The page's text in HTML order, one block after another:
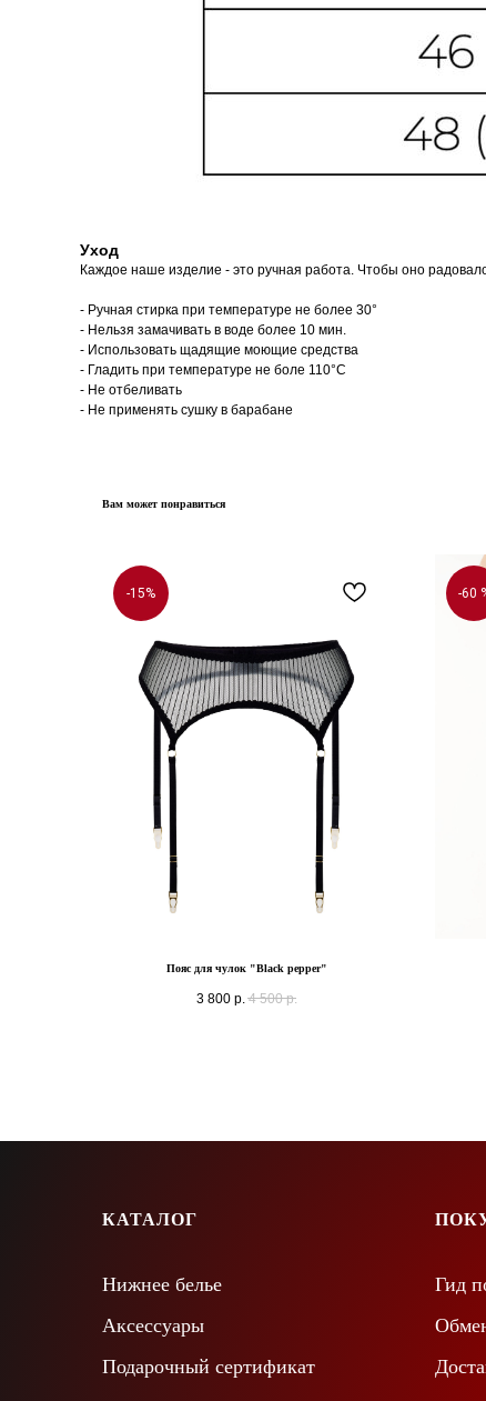
Уход
Каждое наше изделие - это ручная работа. Чтобы оно
- Ручная стирка при температуре не более 30°
- Нельзя замачивать в воде более 10 мин.
- Использовать щадящие моющие средства
- Гладить при температуре не боле 110°С
- Не отбеливать
- Не применять сушку в барабане
Вам может понравиться
-15%
Пояс для чулок "Black pepper"
3 800 р. 4 500 р.
-60
КАТАЛОГ
Нижнее белье
Аксессуары
Подарочный сертификат
Гид